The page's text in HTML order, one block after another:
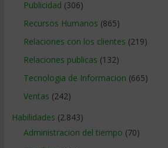
Publicidad (306)
Recursos Humanos (865)
Relaciones con los clientes (219)
Relaciones publicas (132)
Tecnologia de Informacion (665)
Ventas (242)
Habilidades (2.843)
Administracion del tiempo (70)